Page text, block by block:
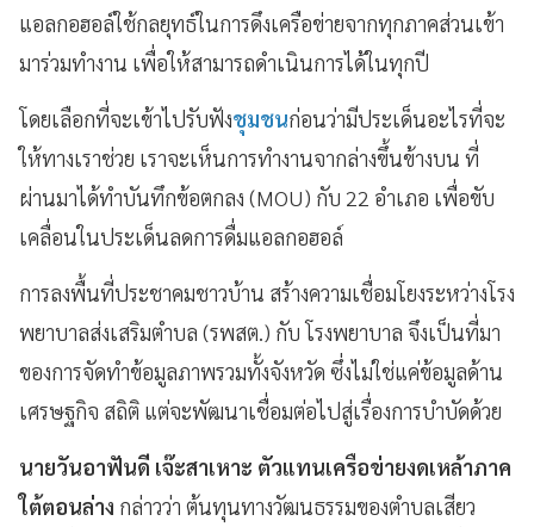
แอลกอฮอล์ใช้กลยุทธ์ในการดึงเครือข่ายจากทุกภาคส่วนเข้า
มาร่วมทำงาน เพื่อให้สามารถดำเนินการได้ในทุกปี
โดยเลือกที่จะเข้าไปรับฟังชุมชนก่อนว่ามีประเด็นอะไรที่จะ
ให้ทางเราช่วย เราจะเห็นการทำงานจากล่างขึ้นข้างบน ที่
ผ่านมาได้ทำบันทึกข้อตกลง (MOU) กับ 22 อำเภอ เพื่อขับ
เคลื่อนในประเด็นลดการดื่มแอลกอฮอล์
การลงพื้นที่ประชาคมชาวบ้าน สร้างความเชื่อมโยงระหว่างโรง
พยาบาลส่งเสริมตำบล (รพสต.) กับ โรงพยาบาล จึงเป็นที่มา
ของการจัดทำข้อมูลภาพรวมทั้งจังหวัด ซึ่งไม่ใช่แค่ข้อมูลด้าน
เศรษฐกิจ สถิติ แต่จะพัฒนาเชื่อมต่อไปสู่เรื่องการบำบัดด้วย
นายวันอาฟันดี เจ๊ะสาเหาะ ตัวแทนเครือข่ายงดเหล้าภาค
ใต้ตอนล่าง กล่าวว่า ต้นทุนทางวัฒนธรรมของตำบลเสียว